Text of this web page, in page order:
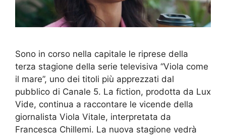
Sono in corso nella capitale le riprese della
terza stagione della serie televisiva “Viola come
il mare”, uno dei titoli più apprezzati dal
pubblico di Canale 5. La fiction, prodotta da Lux
Vide, continua a raccontare le vicende della
giornalista Viola Vitale, interpretata da
Francesca Chillemi. La nuova stagione vedrà